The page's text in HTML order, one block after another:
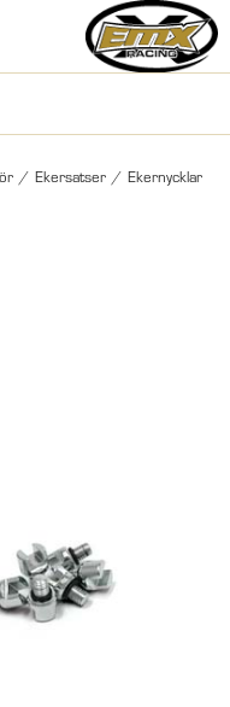
/ Ekersatser / Ekernycklar